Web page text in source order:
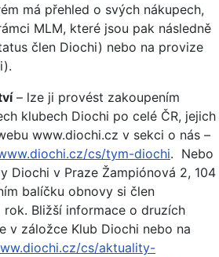
má přehled o svých nákupech,
MLM, které jsou pak následně
člen Diochi) nebo na provize
– lze ji provést zakoupením
klubech Diochi po celé ČR, jejich
www.diochi.cz v sekci o nás –
cs/tym-diochi. Nebo
Diochi v Praze Žampiónová 2, 104
balíčku obnovy si člen
Bližší informace o druzích
v záložce Klub Diochi nebo na
cs/aktuality-